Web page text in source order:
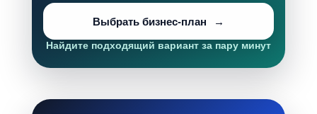
Выбрать бизнес-план
Найдите подходящий вариант за пару минут